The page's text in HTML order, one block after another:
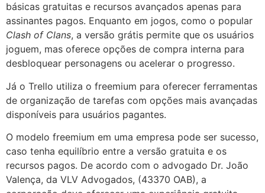
básicas gratuitas e recursos avançados apenas para
assinantes pagos. Enquanto em jogos, como o popular
Clash of Clans, a versão grátis permite que os usuários
joguem, mas oferece opções de compra interna para
desbloquear personagens ou acelerar o progresso.
Já o Trello utiliza o freemium para oferecer ferramentas
de organização de tarefas com opções mais avançadas
disponíveis para usuários pagantes.
O modelo freemium em uma empresa pode ser sucesso,
caso tenha equilíbrio entre a versão gratuita e os
recursos pagos. De acordo com o advogado Dr. João
Valença, da VLV Advogados, (43370 OAB), a